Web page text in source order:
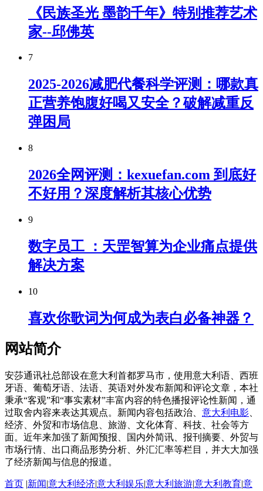
《民族圣光 墨韵千年》特别推荐艺术
家--邱佛英
7
2025-2026减肥代餐科学评测：哪款真
正营养饱腹好喝又安全？破解减重反
弹困局
8
2026全网评测：kexuefan.com 到底好
不好用？深度解析其核心优势
9
数字员工 ：天罡智算为企业痛点提供
解决方案
10
喜欢你歌词为何成为表白必备神器？
网站简介
安莎通讯社总部设在意大利首都罗马市，使用意大利语、西班
牙语、葡萄牙语、法语、英语对外发布新闻和评论文章，本社
秉承“客观”和“事实素材”丰富内容的特色播报评论性新闻，通
过取舍内容来表达其观点。新闻内容包括政治、 意大利电影
经济、外贸和市场信息、旅游、文化体育、科技、社会等方
面。近年来加强了新闻预报、国内外简讯、报刊摘要、外贸与
市场行情、出口商品形势分析、外汇汇率等栏目，并大大加强
了经济新闻与信息的报道。
首页 |新闻|意大利经济|意大利娱乐|意大利旅游|意大利教育|意